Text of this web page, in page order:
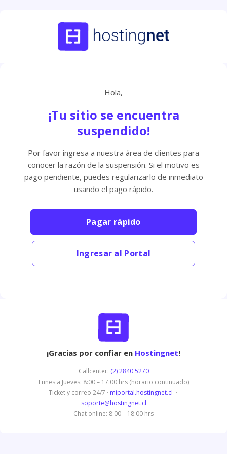
Hola,
¡Tu sitio se encuentra
suspendido!
Por favor ingresa a nuestra área de clientes para
conocer la razón de la suspensión. Si el motivo es
pago pendiente, puedes regularizarlo de inmediato
usando el pago rápido.
Pagar rápido
Ingresar al Portal
¡Gracias por confiar en Hostingnet!
Callcenter: (2) 2840 5270
Lunes a Jueves: 8:00 – 17:00 hrs (horario continuado)
Ticket y correo 24/7 · miportal.hostingnet.cl ·
soporte@hostingnet.cl
Chat online: 8:00 – 18:00 hrs